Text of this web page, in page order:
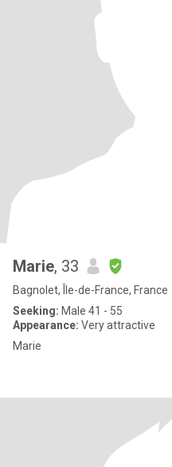
Marie, 33
Bagnolet, Île-de-France, France
Seeking: Male 41 - 55
Appearance: Very attractive
Marie